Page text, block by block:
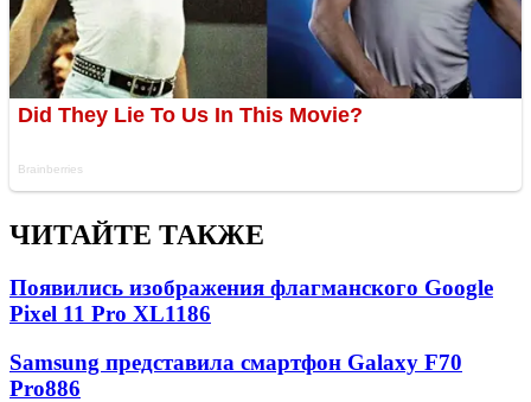
ЧИТАЙТЕ ТАКЖЕ
Появились изображения флагманского Google
Pixel 11 Pro XL1186
Samsung представила смартфон Galaxy F70
Pro886